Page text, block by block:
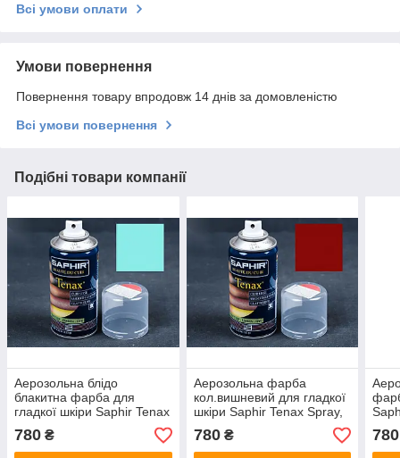
Всі умови оплати
Умови повернення
Повернення товару впродовж 14 днів за домовленістю
Всі умови повернення
Подібні товари компанії
Аерозольна блідо
блакитна фарба для
гладкої шкіри Saphir Tenax
Spray, 150 мл (0823)(55)
780 ₴
Аерозольна фарба
кол.вишневий для гладкої
шкіри Saphir Tenax Spray,
150 мл (0823)(89)
780₴
мл
780